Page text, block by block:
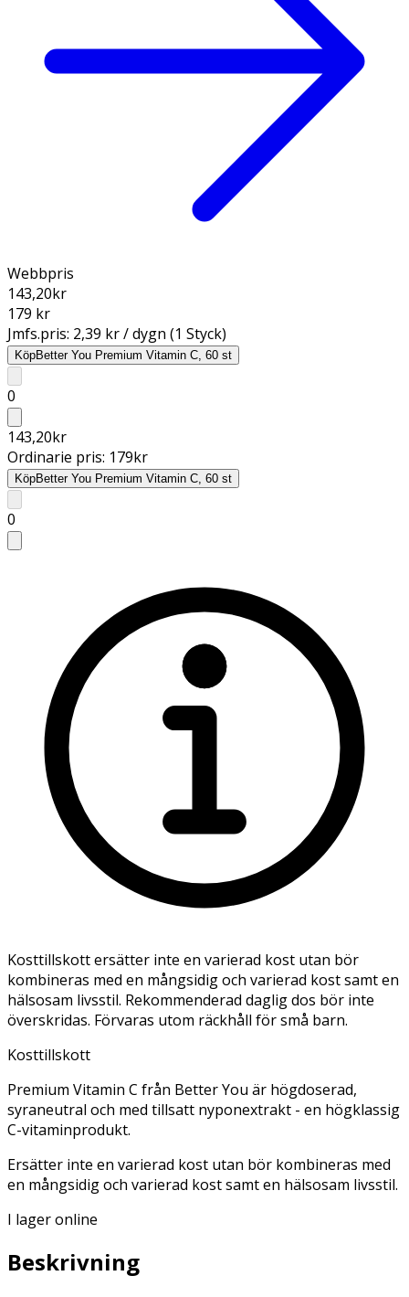
Webbpris
143,20kr
179 kr
Jmfs.pris: 2,39 kr / dygn (1 Styck)
KöpBetter You Premium Vitamin C, 60 st
0
143,20kr
Ordinarie pris: 179kr
KöpBetter You Premium Vitamin C, 60 st
0
Kosttillskott ersätter inte en varierad kost utan bör
kombineras med en mångsidig och varierad kost samt en
hälsosam livsstil. Rekommenderad daglig dos bör inte
överskridas. Förvaras utom räckhåll för små barn.
Kosttillskott
Premium Vitamin C från Better You är högdoserad,
syraneutral och med tillsatt nyponextrakt - en högklassig
C-vitaminprodukt.
Ersätter inte en varierad kost utan bör kombineras med
en mångsidig och varierad kost samt en hälsosam livsstil.
I lager online
Beskrivning